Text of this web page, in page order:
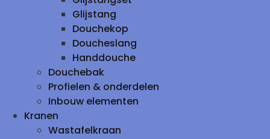
Glijstang
Douchekop
Doucheslang
Handdouche
Douchebak
Profielen & onderdelen
Inbouw elementen
Kranen
Wastafelkraan